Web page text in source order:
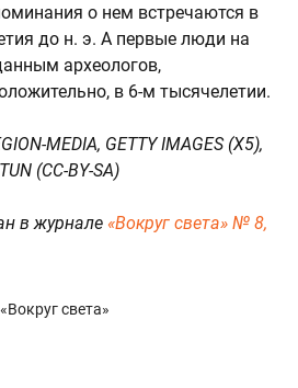
о нем встречаются в
до н. э. А первые люди на
археологов,
в 6-м тысячелетии.
MEDIA, GETTY IMAGES (X5),
(CC-BY-SA)
в журнале «Вокруг света» № 8,
света»